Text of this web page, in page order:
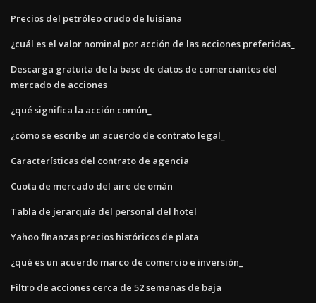
Precios del petróleo crudo de luisiana
¿cuál es el valor nominal por acción de las acciones preferidas_
Descarga gratuita de la base de datos de comerciantes del
mercado de acciones
¿qué significa la acción común_
¿cómo se escribe un acuerdo de contrato legal_
Características del contrato de agencia
Cuota de mercado del aire de omán
Tabla de jerarquía del personal del hotel
Yahoo finanzas precios históricos de plata
¿qué es un acuerdo marco de comercio e inversión_
Filtro de acciones cerca de 52 semanas de baja